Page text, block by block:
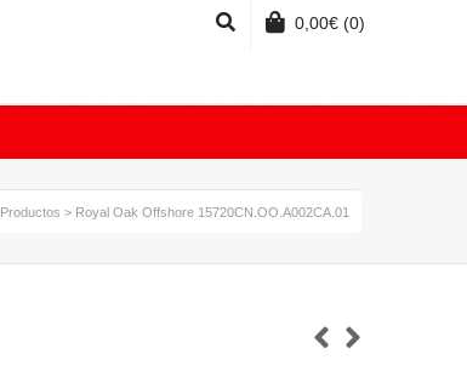
0,00€ (0)
Productos > Royal Oak Offshore 15720CN.OO.A002CA.01